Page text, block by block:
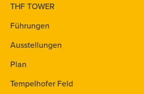
THF TOWER
Führungen
Ausstellungen
Plan
Tempelhofer Feld